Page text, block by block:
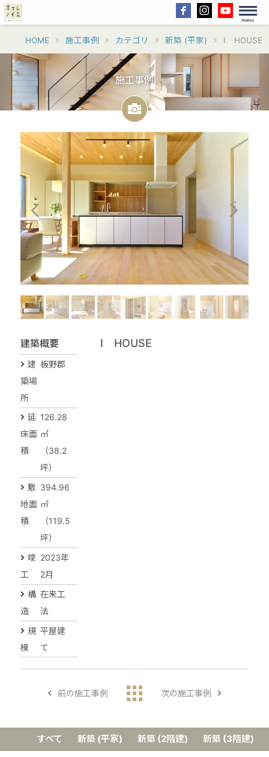
menu
HOME 施工事例 カテゴリ 新築 (平家) I HOUSE
施工事例
I HOUSE
建築概要
建
築場
所
板野郡
延
床面
積
126.28
㎡
（38.2
坪）
敷
地面
積
394.96
㎡
（119.5
坪）
竣
工
2023年
2月
構
造
在来工
法
規
模
平屋建
て
前の施工事例 次の施工事例
すべて 新築 (平家) 新築 (2階建) 新築 (3階建)